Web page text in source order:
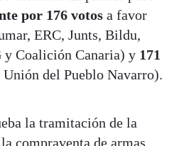
por 176 votos a favor
ERC, Junts, Bildu,
y Coalición Canaria) y 171
Unión del Pueblo Navarro).
la tramitación de la
compraventa de armas